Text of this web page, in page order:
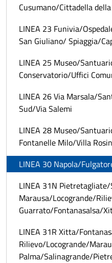
Cusumano/Cittadella
LINEA 23 Funivia/
San Giuliano/ Spiaggia/
LINEA 25 Museo/
Conservatorio/Uffici
LINEA 26 Via Marsala/
Sud/Via Salemi
LINEA 28 Museo/
Fontanelle Milo/Villa
LINEA 30 Napola/
LINEA 31N
Marausa/Locogrande/
Guarrato/Fontanasalsa/
LINEA 31R Xitta/
Rilievo/Locogrande/
Palma/Salinagrande/